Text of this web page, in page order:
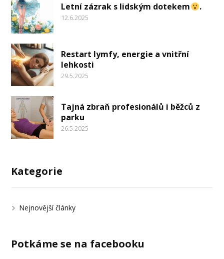
Letní zázrak s lidským dotekem .
12.6.2025
Restart lymfy, energie a vnitřní
lehkosti
29.5.2025
Tajná zbraň profesionálů i běžců z
parku
26.5.2025
Kategorie
Nejnovější články
Potkáme se na facebooku